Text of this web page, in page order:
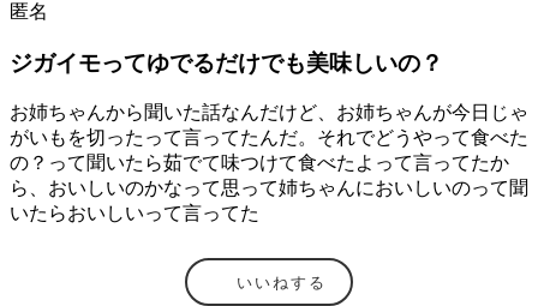
匿名
ジガイモってゆでるだけでも美味しいの？
お姉ちゃんから聞いた話なんだけど、お姉ちゃんが今日じゃ
がいもを切ったって言ってたんだ。それでどうやって食べた
の？って聞いたら茹でて味つけて食べたよって言ってたか
ら、おいしいのかなって思って姉ちゃんにおいしいのって聞
いたらおいしいって言ってた
いいねする